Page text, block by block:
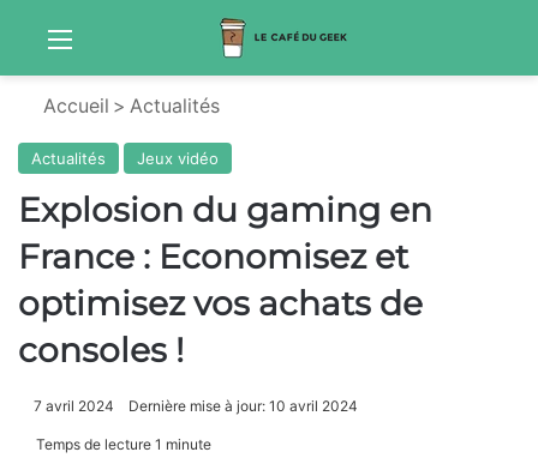
Menu
Accueil > Actualités
Actualités Jeux vidéo
Explosion du gaming en
France : Economisez et
optimisez vos achats de
consoles !
7 avril 2024 Dernière mise à jour: 10 avril 2024
Temps de lecture 1 minute